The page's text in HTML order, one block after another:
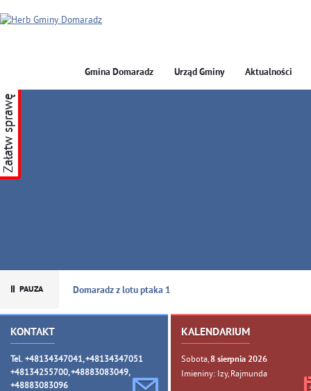
GMINA DOMARADZ
Gmina Domaradz Urząd Gminy Aktualności
Domaradz z lotu ptaka 1
KONTAKT
Tel. +48134347041, +48134347051
+48134255700, +48883083049,
+48883083096
KALENDARIUM
Sobota, 8sierpnia 2026
Imieniny: Izy, Rajmunda
Załatw sprawę